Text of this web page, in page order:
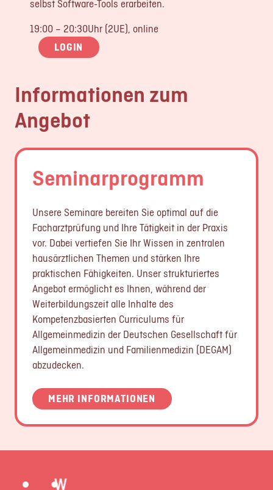
selbst Software-Tools erarbeiten.
19:00 – 20:30Uhr (2UE), online
LOGIN
Informationen zum
Angebot
Seminarprogramm
Unsere Seminare bereiten Sie optimal auf die
Facharztprüfung und Ihre Tätigkeit in der Praxis
vor. Dabei vertiefen Sie Ihr Wissen in zentralen
hausärztlichen Themen und stärken Ihre
praktischen Fähigkeiten. Unser strukturiertes
Angebot ermöglicht es Ihnen, während der
Weiterbildungszeit alle Inhalte des
Kompetenzbasierten Curriculums für
Allgemeinmedizin der Deutschen Gesellschaft für
Allgemeinmedizin und Familienmedizin (DEGAM)
abzudecken.
MEHR INFORMATIONEN